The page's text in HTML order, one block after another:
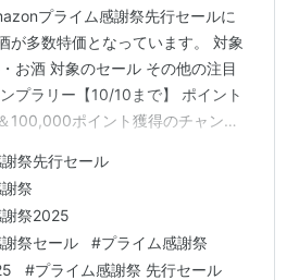
プライム感謝祭先行セールに
が多数特価となっています。 対象
お酒 対象のセール その他の注目
プラリー【10/10まで】 ポイント
100,000ポイント獲得のチャンス
Music Unlimitedファミリープ
10/10まで】 Amazon Audibleが
まで】 Kindle Unlimitedが最大3か
…
祭先行セール
祭
祭2025
祭セール #プライム感謝祭
#プライム感謝祭 先行セール